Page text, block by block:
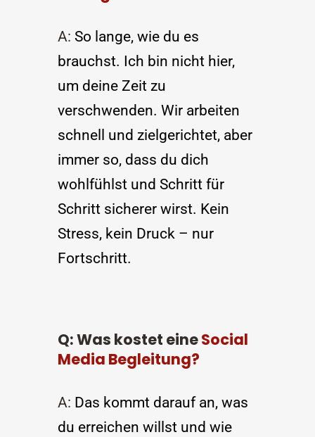
A: So lange, wie du es
brauchst. Ich bin nicht hier,
um deine Zeit zu
verschwenden. Wir arbeiten
schnell und zielgerichtet, aber
immer so, dass du dich
wohlfühlst und Schritt für
Schritt sicherer wirst. Kein
Stress, kein Druck – nur
Fortschritt.
Q: Was kostet eine Social
Media Begleitung?
A: Das kommt darauf an, was
du erreichen willst und wie